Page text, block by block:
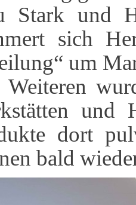
Stark und
sich
um
Weiteren
und
dort
bald